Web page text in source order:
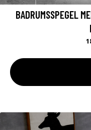
BADRUMSSPEGEL